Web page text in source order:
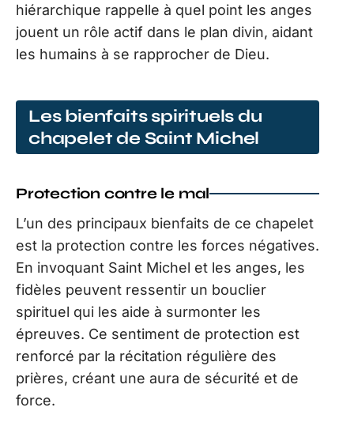
hiérarchique rappelle à quel point les anges
jouent un rôle actif dans le plan divin, aidant
les humains à se rapprocher de Dieu.
Les bienfaits spirituels du
chapelet de Saint Michel
Protection contre le mal
L’un des principaux bienfaits de ce chapelet
est la protection contre les forces négatives.
En invoquant Saint Michel et les anges, les
fidèles peuvent ressentir un bouclier
spirituel qui les aide à surmonter les
épreuves. Ce sentiment de protection est
renforcé par la récitation régulière des
prières, créant une aura de sécurité et de
force.